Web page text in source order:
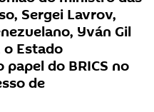
Sergei Lavrov,
Yván Gil
o Estado
do BRICS no
de